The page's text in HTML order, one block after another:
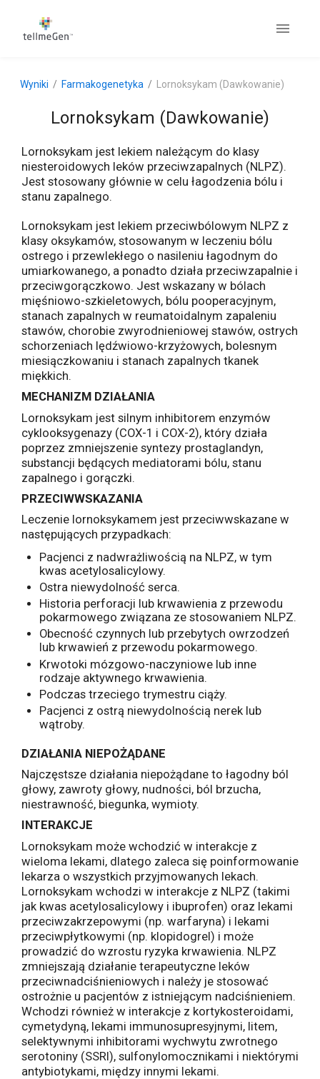
Wyniki Farmakogenetyka Lornoksykam (Dawkowanie)
Lornoksykam (Dawkowanie)
Lornoksykam jest lekiem należącym do klasy
niesteroidowych leków przeciwzapalnych (NLPZ).
Jest stosowany głównie w celu łagodzenia bólu i
stanu zapalnego.
Lornoksykam jest lekiem przeciwbólowym NLPZ z
klasy oksykamów, stosowanym w leczeniu bólu
ostrego i przewlekłego o nasileniu łagodnym do
umiarkowanego, a ponadto działa przeciwzapalnie i
przeciwgorączkowo. Jest wskazany w bólach
mięśniowo-szkieletowych, bólu pooperacyjnym,
stanach zapalnych w reumatoidalnym zapaleniu
stawów, chorobie zwyrodnieniowej stawów, ostrych
schorzeniach lędźwiowo-krzyżowych, bolesnym
miesiączkowaniu i stanach zapalnych tkanek
miękkich.
MECHANIZM DZIAŁANIA
Lornoksykam jest silnym inhibitorem enzymów
cyklooksygenazy (COX-1 i COX-2), który działa
poprzez zmniejszenie syntezy prostaglandyn,
substancji będących mediatorami bólu, stanu
zapalnego i gorączki.
PRZECIWWSKAZANIA
Leczenie lornoksykamem jest przeciwwskazane w
następujących przypadkach:
Pacjenci z nadwrażliwością na NLPZ, w tym
kwas acetylosalicylowy.
Ostra niewydolność serca.
Historia perforacji lub krwawienia z przewodu
pokarmowego związana ze stosowaniem NLPZ.
Obecność czynnych lub przebytych owrzodzeń
lub krwawień z przewodu pokarmowego.
Krwotoki mózgowo-naczyniowe lub inne
rodzaje aktywnego krwawienia.
Podczas trzeciego trymestru ciąży.
Pacjenci z ostrą niewydolnością nerek lub
wątroby.
DZIAŁANIA NIEPOŻĄDANE
Najczęstsze działania niepożądane to łagodny ból
głowy, zawroty głowy, nudności, ból brzucha,
niestrawność, biegunka, wymioty.
INTERAKCJE
Lornoksykam może wchodzić w interakcje z
wieloma lekami, dlatego zaleca się poinformowanie
lekarza o wszystkich przyjmowanych lekach.
Lornoksykam wchodzi w interakcje z NLPZ (takimi
jak kwas acetylosalicylowy i ibuprofen) oraz lekami
przeciwzakrzepowymi (np. warfaryna) i lekami
przeciwpłytkowymi (np. klopidogrel) i może
prowadzić do wzrostu ryzyka krwawienia. NLPZ
zmniejszają działanie terapeutyczne leków
przeciwnadciśnieniowych i należy je stosować
ostrożnie u pacjentów z istniejącym nadciśnieniem.
Wchodzi również w interakcje z kortykosteroidami,
cymetydyną, lekami immunosupresyjnymi, litem,
selektywnymi inhibitorami wychwytu zwrotnego
serotoniny (SSRI), sulfonylomocznikami i niektórymi
antybiotykami, między innymi lekami.